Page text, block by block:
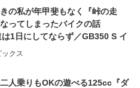
の私が年甲斐もなく『峠の走
ってしまったバイクの話
は1日にしてならず／GB350 S イ
ー 前編】
ックス
人乗りもOKの遊べる125cc『ダ